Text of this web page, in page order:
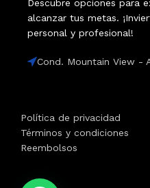
Descubre opciones para
alcanzar tus metas.
personal y profesional!
Cond. Mountain View -
Política de privacidad
Términos y condiciones
Reembolsos